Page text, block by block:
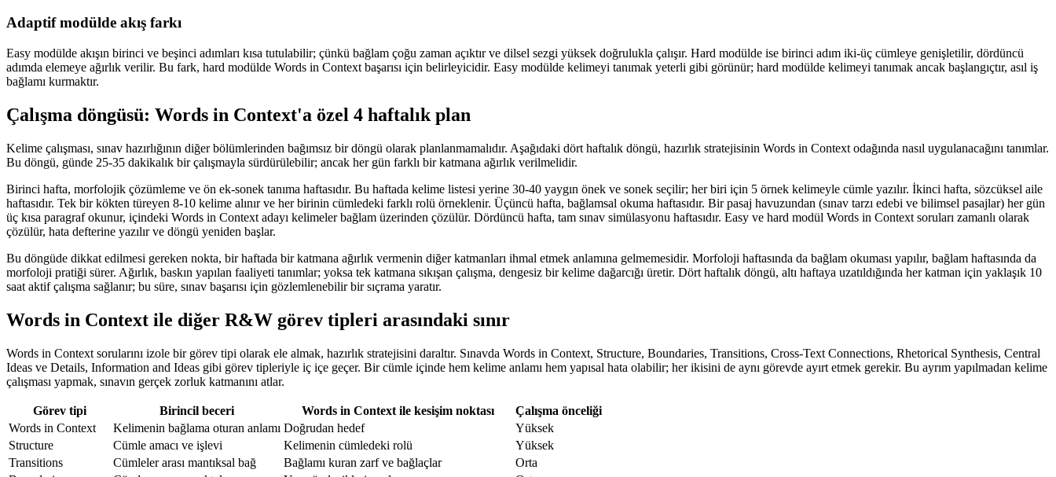
Adaptif modülde akış farkı
Easy modülde akışın birinci ve beşinci adımları kısa tutulabilir; çünkü bağlam çoğu zaman açıktır ve dilsel sezgi yüksek doğrulukla çalışır. Hard modülde ise birinci adım iki-üç cümleye genişletilir, dördüncü
adımda elemeye ağırlık verilir. Bu fark, hard modülde Words in Context başarısı için belirleyicidir. Easy modülde kelimeyi tanımak yeterli gibi görünür; hard modülde kelimeyi tanımak ancak başlangıçtır, asıl iş
bağlamı kurmaktır.
Çalışma döngüsü: Words in Context'a özel 4 haftalık plan
Kelime çalışması, sınav hazırlığının diğer bölümlerinden bağımsız bir döngü olarak planlanmamalıdır. Aşağıdaki dört haftalık döngü, hazırlık stratejisinin Words in Context odağında nasıl uygulanacağını tanımlar.
Bu döngü, günde 25-35 dakikalık bir çalışmayla sürdürülebilir; ancak her gün farklı bir katmana ağırlık verilmelidir.
Birinci hafta, morfolojik çözümleme ve ön ek-sonek tanıma haftasıdır. Bu haftada kelime listesi yerine 30-40 yaygın önek ve sonek seçilir; her biri için 5 örnek kelimeyle cümle yazılır. İkinci hafta, sözcüksel aile
haftasıdır. Tek bir kökten türeyen 8-10 kelime alınır ve her birinin cümledeki farklı rolü örneklenir. Üçüncü hafta, bağlamsal okuma haftasıdır. Bir pasaj havuzundan (sınav tarzı edebi ve bilimsel pasajlar) her gün
üç kısa paragraf okunur, içindeki Words in Context adayı kelimeler bağlam üzerinden çözülür. Dördüncü hafta, tam sınav simülasyonu haftasıdır. Easy ve hard modül Words in Context soruları zamanlı olarak
çözülür, hata defterine yazılır ve döngü yeniden başlar.
Bu döngüde dikkat edilmesi gereken nokta, bir haftada bir katmana ağırlık vermenin diğer katmanları ihmal etmek anlamına gelmemesidir. Morfoloji haftasında da bağlam okuması yapılır, bağlam haftasında da
morfoloji pratiği sürer. Ağırlık, baskın yapılan faaliyeti tanımlar; yoksa tek katmana sıkışan çalışma, dengesiz bir kelime dağarcığı üretir. Dört haftalık döngü, altı haftaya uzatıldığında her katman için yaklaşık 10
saat aktif çalışma sağlanır; bu süre, sınav başarısı için gözlemlenebilir bir sıçrama yaratır.
Words in Context ile diğer R&W görev tipleri arasındaki sınır
Words in Context sorularını izole bir görev tipi olarak ele almak, hazırlık stratejisini daraltır. Sınavda Words in Context, Structure, Boundaries, Transitions, Cross-Text Connections, Rhetorical Synthesis, Central
Ideas ve Details, Information and Ideas gibi görev tipleriyle iç içe geçer. Bir cümle içinde hem kelime anlamı hem yapısal hata olabilir; her ikisini de aynı görevde ayırt etmek gerekir. Bu ayrım yapılmadan kelime
çalışması yapmak, sınavın gerçek zorluk katmanını atlar.
Görev tipi Birincil beceri Words in Context ile kesişim noktası
Çalışma önceliği
Words in Context
Kelimenin bağlama oturan anlamı Doğrudan hedef
Yüksek
Structure
Cümle amacı ve işlevi Kelimenin cümledeki rolü
Yüksek
Transitions
Cümleler arası mantıksal bağ Bağlamı kuran zarf ve bağlaçlar
Orta